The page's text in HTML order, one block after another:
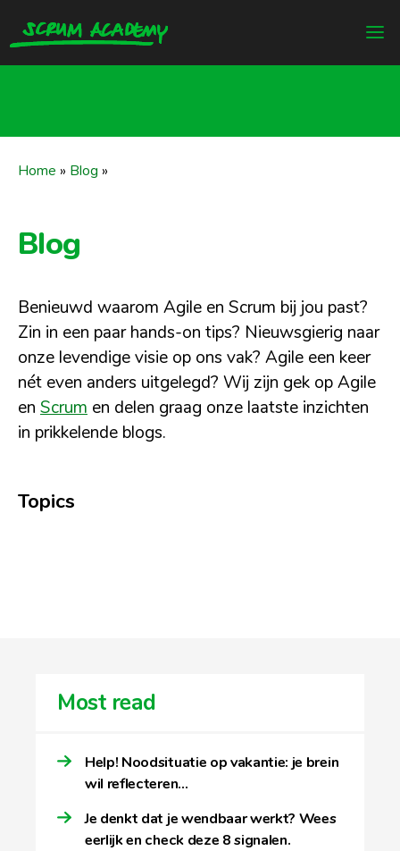
Home » Blog »
Blog
Benieuwd waarom Agile en Scrum bij jou past?
Zin in een paar hands-on tips? Nieuwsgierig naar
onze levendige visie op ons vak? Agile een keer
nét even anders uitgelegd? Wij zijn gek op Agile
en Scrum en delen graag onze laatste inzichten
in prikkelende blogs.
Topics
Most read
Help! Noodsituatie op vakantie: je brein
wil reflecteren…
Je denkt dat je wendbaar werkt? Wees
eerlijk en check deze 8 signalen.